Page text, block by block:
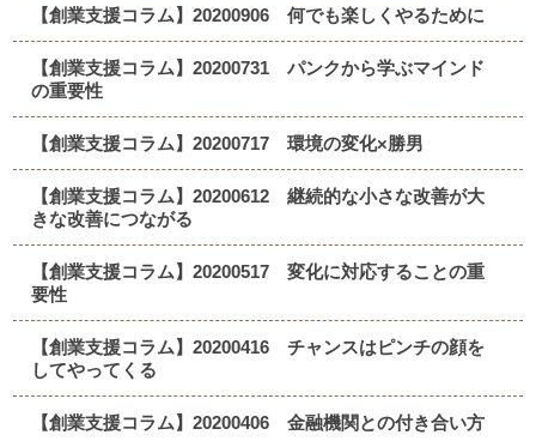
【創業支援コラム】20200906 何でも楽しくやるために
【創業支援コラム】20200731 パンクから学ぶマインド
の重要性
【創業支援コラム】20200717 環境の変化×勝男
【創業支援コラム】20200612 継続的な小さな改善が大
きな改善につながる
【創業支援コラム】20200517 変化に対応することの重
要性
【創業支援コラム】20200416 チャンスはピンチの顔を
してやってくる
【創業支援コラム】20200406 金融機関との付き合い方